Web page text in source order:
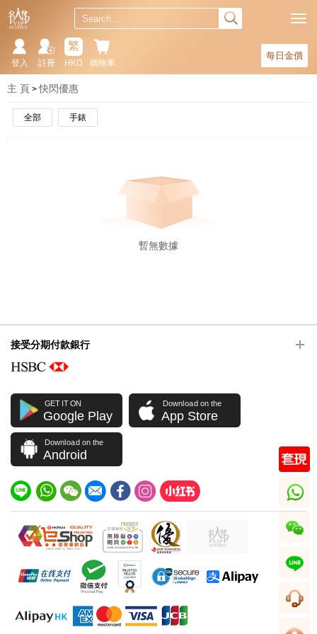
每日金價
購物車
繁
HKD
註冊
登入
主 頁 快閃優惠
全部 手錶
暫無數據
接受分期付款銀行
GET IT ON
Google Play
Download on the
App Store
Download on the
Android
whatsapp